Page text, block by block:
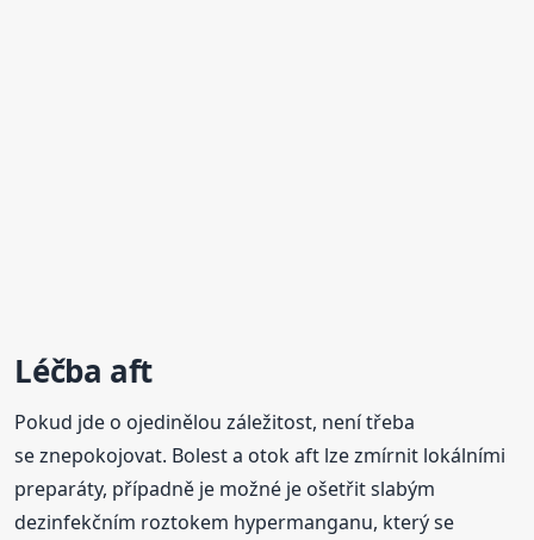
Léčba aft
Pokud jde o ojedinělou záležitost, není třeba
se znepokojovat. Bolest a otok aft lze zmírnit lokálními
preparáty, případně je možné je ošetřit slabým
dezinfekčním roztokem hypermanganu, který se